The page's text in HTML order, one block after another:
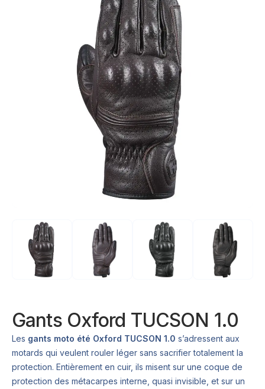
Gants Oxford TUCSON 1.0
Les gants moto été Oxford TUCSON 1.0 s’adressent aux
motards qui veulent rouler léger sans sacrifier totalement la
protection. Entièrement en cuir, ils misent sur une coque de
protection des métacarpes interne, quasi invisible, et sur un